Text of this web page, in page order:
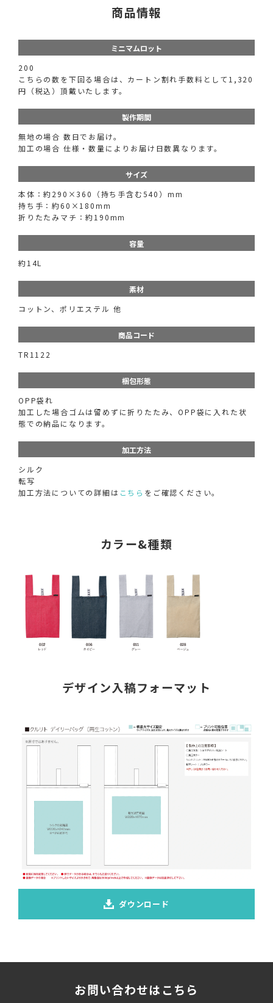
商品情報
ミニマムロット
200
こちらの数を下回る場合は、カートン割れ手数料として1,320
円（税込）頂戴いたします。
製作期間
無地の場合 数日でお届け。
加工の場合 仕様・数量によりお届け日数異なります。
サイズ
本体：約290×360（持ち手含む540）mm
持ち手：約60×180mm
折りたたみマチ：約190mm
容量
約14L
素材
コットン、ポリエステル 他
商品コード
TR1122
梱包形態
OPP袋れ
加工した場合ゴムは留めずに折りたたみ、OPP袋に入れた状
態での納品になります。
加工方法
シルク
転写
加工方法についての詳細は こちら をご確認ください。
カラー&種類
デザイン入稿フォーマット
ダウンロード
お問い合わせはこちら